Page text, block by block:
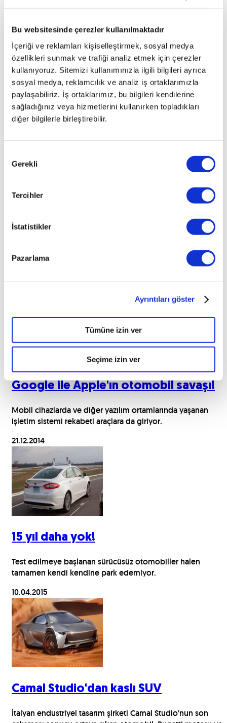
Bu websitesinde çerezler kullanılmaktadır
İçeriği ve reklamları kişiselleştirmek, sosyal medya
özellikleri sunmak ve trafiği analiz etmek için çerezler
kullanıyoruz. Sitemizi kullanımınızla ilgili bilgileri ayrıca
sosyal medya, reklamcılık ve analiz iş ortaklarımızla
paylaşabiliriz. İş ortaklarımız, bu bilgileri kendilerine
sağladığınız veya hizmetlerini kullanırken topladıkları
diğer bilgilerle birleştirebilir.
Seçimi
Gerekli
Tercihler
İstatistikler
Pazarlama
Ayrıntıları göster
Tümüne izin ver
Seçime izin ver
Google ile Apple'ın otomobil savaşı!
Mobil cihazlarda ve diğer yazılım ortamlarında yaşanan
işletim sistemi rekabeti araçlara da giriyor.
21.12.2014
15 yıl daha yok!
Test edilmeye başlanan sürücüsüz otomobiller halen
tamamen kendi kendine park edemiyor.
10.04.2015
Camal Studio'dan kaslı SUV
İtalyan endustriyel tasarım şirketi Camal Studio'nun son